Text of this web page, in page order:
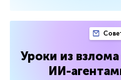
Уроки из
ИИ-